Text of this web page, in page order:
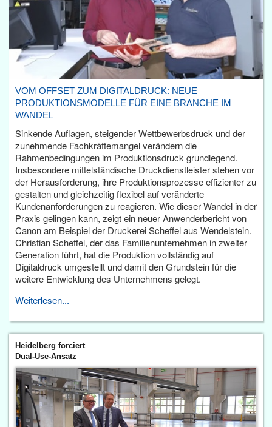
VOM OFFSET ZUM DIGITALDRUCK: NEUE
PRODUKTIONSMODELLE FÜR EINE BRANCHE IM
WANDEL
Sinkende Auflagen, steigender Wettbewerbsdruck und der
zunehmende Fachkräftemangel verändern die
Rahmenbedingungen im Produktionsdruck grundlegend.
Insbesondere mittelständische Druckdienstleister stehen vor
der Herausforderung, ihre Produktionsprozesse effizienter zu
gestalten und gleichzeitig flexibel auf veränderte
Kundenanforderungen zu reagieren. Wie dieser Wandel in der
Praxis gelingen kann, zeigt ein neuer Anwenderbericht von
Canon am Beispiel der Druckerei Scheffel aus Wendelstein.
Christian Scheffel, der das Familienunternehmen in zweiter
Generation führt, hat die Produktion vollständig auf
Digitaldruck umgestellt und damit den Grundstein für die
weitere Entwicklung des Unternehmens gelegt.
Weiterlesen...
Heidelberg forciert
Dual-Use-Ansatz